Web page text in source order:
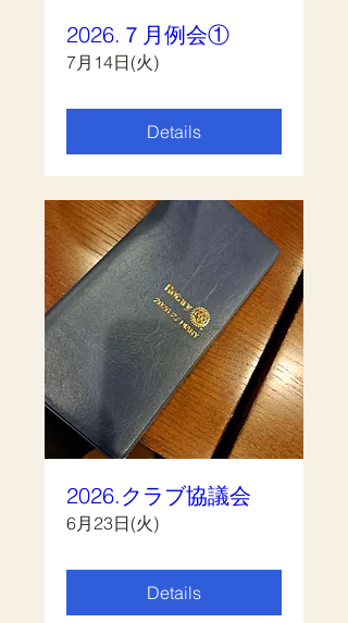
2026.７月例会①
7月14日(火)
Details
2026.クラブ協議会
6月23日(火)
Details